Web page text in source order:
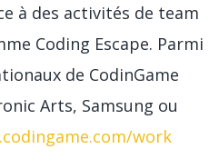
à des activités de team
Coding Escape. Parmi
de CodinGame
Arts, Samsung ou
work